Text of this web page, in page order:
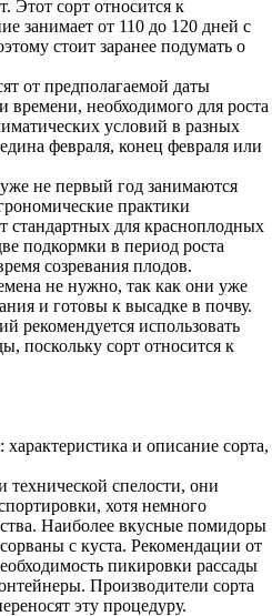
Этот сорт относится к
занимает от 110 до 120 дней с
стоит заранее подумать о
от предполагаемой даты
времени, необходимого для роста
условий в разных
февраля, конец февраля или
не первый год занимаются
практики
стандартных для красноплодных
подкормки в период роста
созревания плодов.
не нужно, так как они уже
и готовы к высадке в почву.
рекомендуется использовать
поскольку сорт относится к
и описание сорта,
технической спелости, они
хотя немного
Наиболее вкусные помидоры
с куста. Рекомендации от
пикировки рассады
Производители сорта
эту процедуру.